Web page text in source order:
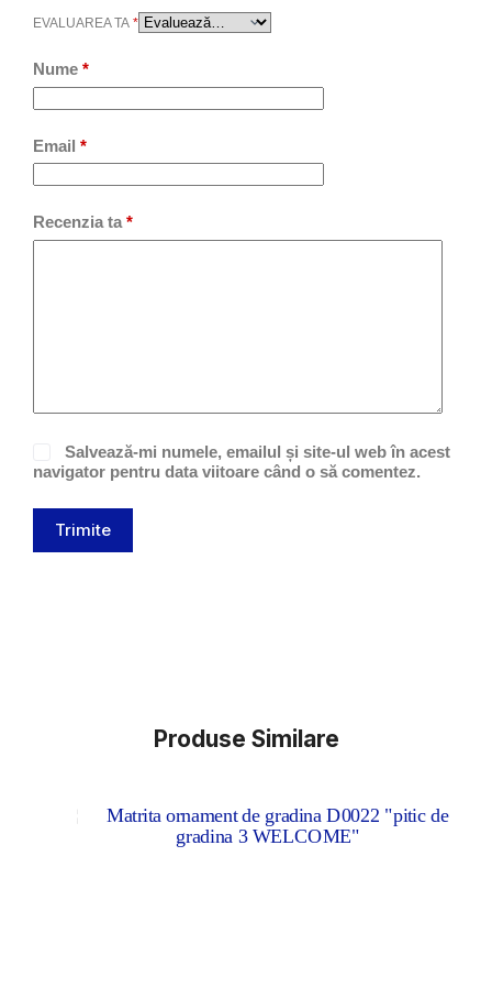
EVALUAREA TA *
Nume *
Email *
Recenzia ta *
Salvează-mi numele, emailul și site-ul web în acest
navigator pentru data viitoare când o să comentez.
Trimite
Produse Similare